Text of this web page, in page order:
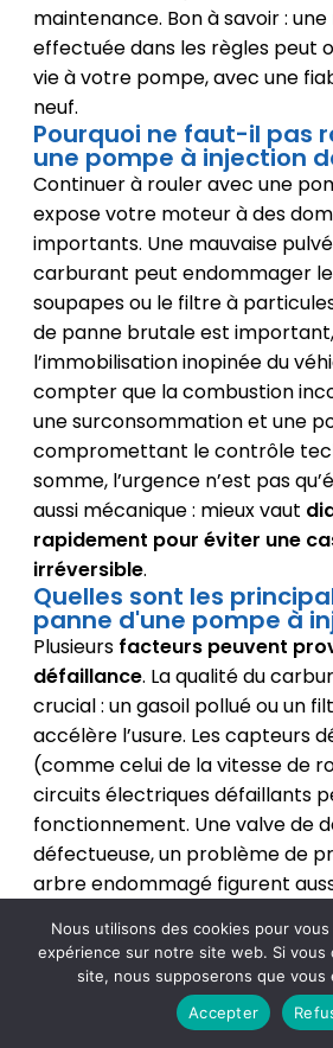
maintenance. Bon à savoir :
effectuée dans les règles peut
vie à votre pompe, avec une
neuf.
Pourquoi ne faut-il pas
une pompe à injection
Continuer à rouler avec une
expose votre moteur à des
importants. Une mauvaise
carburant peut endommager
soupapes ou le filtre à
de panne brutale est
l’immobilisation inopinée du
compter que la combustion
une surconsommation et une
compromettant le contrôle
somme, l’urgence n’est pas
aussi mécanique : mieux vaut
rapidement pour éviter une
irréversible.
Quelles sont les
panne d'une pompe à
Plusieurs facteurs peuvent
défaillance. La qualité du
crucial : un gasoil pollué ou un
accélère l’usure. Les capteurs
(comme celui de la vitesse de
circuits électriques défaillants
fonctionnement. Une valve de
défectueuse, un problème de
arbre endommagé figurent
l’absence d’entretien régulier
aggravants. Pensez aussi à
connecteurs électriques
VP Bosch) sont en bon état.
Nous utilisons des cookies pour
expérience sur notre site web. Si vous
site, nous supposerons que vous
Accepter